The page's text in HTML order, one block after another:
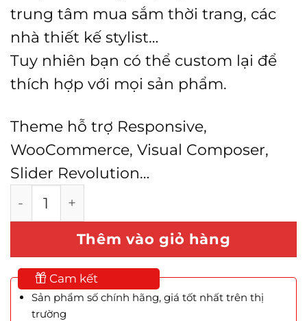
trung tâm mua sắm thời trang, các
nhà thiết kế stylist…
Tuy nhiên bạn có thể custom lại để
thích hợp với mọi sản phẩm.
Theme hỗ trợ Responsive,
WooCommerce, Visual Composer,
Slider Revolution…
Theme Bolina - Trendy & Stylist Giá Tốt số
Thêm vào giỏ hàng
Cam kết
Sản phẩm số chính hãng, giá tốt nhất trên thị
trường